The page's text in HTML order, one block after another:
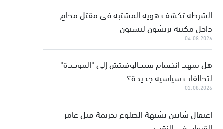
الشرطة تكشف هوية المشتبه في مقتل محامٍ
داخل مكتبه بريشون لتسيون
04.08.2026
هل يمهد انضمام سيجالوفيتش إلى "الموحدة"
لتحالفات سياسية جديدة؟
02.08.2026
اعتقال شابين بشبهة الضلوع بجريمة قتل عامر